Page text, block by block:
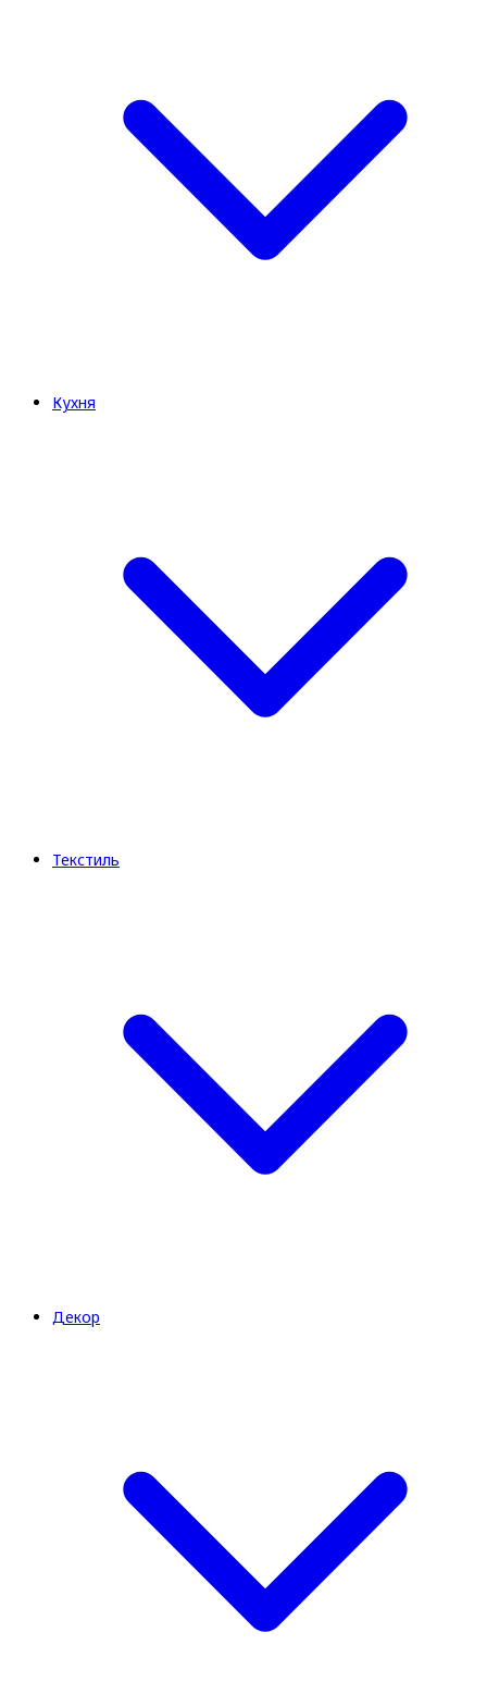
Кухня
Текстиль
Декор